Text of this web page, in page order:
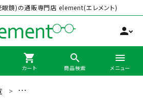
眼鏡)の通販専門店 element(エレメント)
person
shopping_cart
カート
search
商品検索
menu
メニュー
HAVE A LOOK（ハブ・ア・ルック）